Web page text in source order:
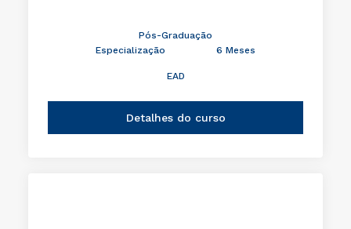
Pós-Graduação
Especialização
6 Meses
EAD
Detalhes do curso